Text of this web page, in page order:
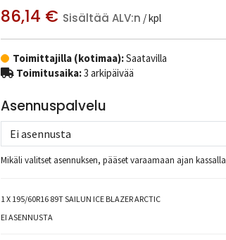
86,14 € Sisältää ALV:n / kpl
Toimittajilla (kotimaa):Saatavilla
Toimitusaika:3 arkipäivää
Asennuspalvelu
Mikäli valitset asennuksen, pääset varaamaan ajan kassalla
1X 195/60R16 89T SAILUN ICE BLAZER ARCTIC
EI ASENNUSTA